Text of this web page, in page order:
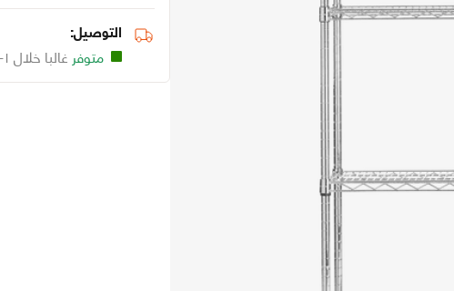
التوصيل:
متوفر غالبا خلال ١-٢ يوم